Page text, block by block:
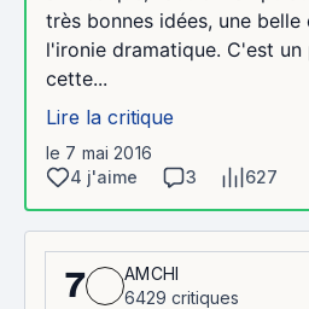
très bonnes idées, une
l'ironie dramatique. C'est un
cette...
Lire la critique
le 7 mai 2016
4 j'aime
3 627
7
AMCHI
6429 critiques